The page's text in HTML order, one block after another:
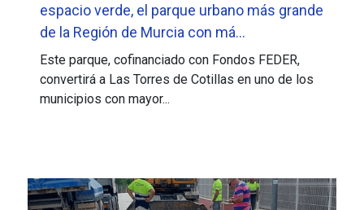
espacio verde, el parque urbano más grande
de la Región de Murcia con má...
Este parque, cofinanciado con Fondos FEDER,
convertirá a Las Torres de Cotillas en uno de los
municipios con mayor...